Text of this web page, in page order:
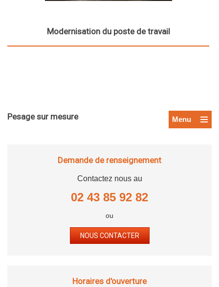
Modernisation du poste de travail
Pesage sur mesure Menu
Demande de renseignement
Contactez nous au
02 43 85 92 82
ou
NOUS CONTACTER
Horaires d'ouverture